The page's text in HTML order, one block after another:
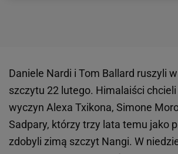
Daniele Nardi i Tom Ballard ruszyli
szczytu 22 lutego. Himalaiści
wyczyn Alexa Txikona, Simone
Sadpary, którzy trzy lata temu jako
zdobyli zimą szczyt Nangi. W